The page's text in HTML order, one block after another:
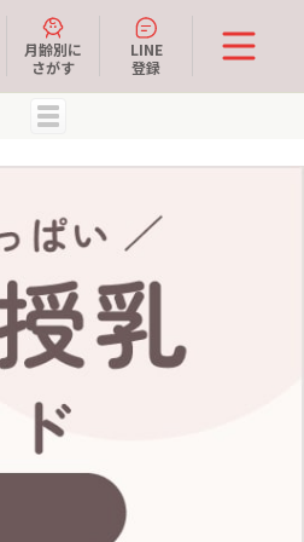
月齢別に
さがす
LINE
登録